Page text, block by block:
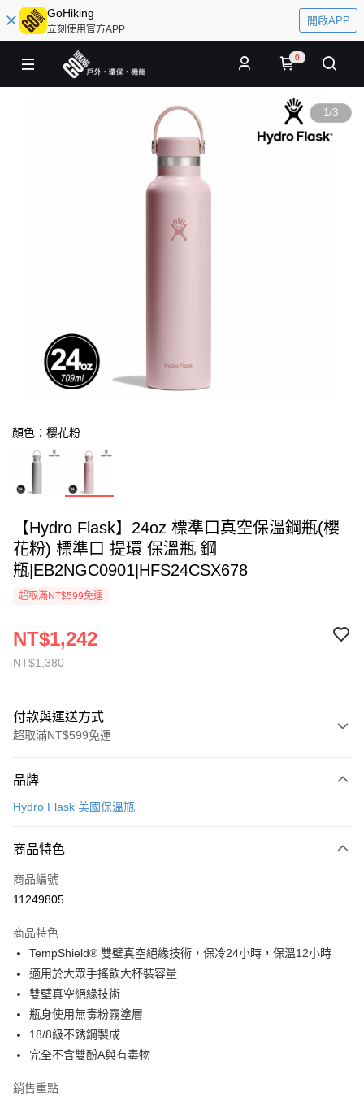
GoHiking
立刻使用官方APP
開啟APP
0
1/3
顏色：櫻花粉
【Hydro Flask】24oz 標準口真空保溫鋼瓶(櫻
花粉) 標準口 提環 保溫瓶 鋼
瓶|EB2NGC0901|HFS24CSX678
超取滿NT$599免運
NT$1,380
NT$1,242
付款與運送方式
超取滿NT$599免運
信用卡一次付款
LINE Pay
Apple Pay
悠遊付
Google Pay
全盈+PAY
AFTEE先享後付
相關說明
AFTEE先享後付是「在收到商品之後才付款」的支付方式。 讓您購物簡單
ATM付款
品牌
Hydro Flask 美國保溫瓶
商品特色
商品編號
11249805
商品特色
TempShield® 雙壁真空絕緣技術，保冷24小時，保溫12小時
適用於大眾手搖飲大杯裝容量
雙壁真空絕緣技術
瓶身使用無毒粉霧塗層
18/8級不銹鋼製成
完全不含雙酚A與有毒物
銷售重點